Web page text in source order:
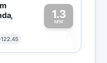
1.3
MW
1